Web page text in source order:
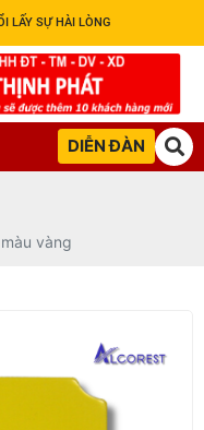
LẤY SỰ HÀI LÒNG
DIỄN ĐÀN
vàng